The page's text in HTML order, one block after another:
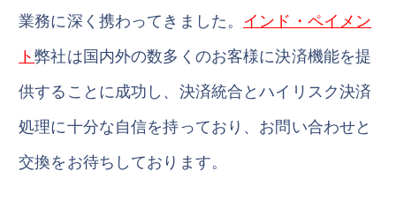
業務に深く携わってきました。 インド・ペイメン
ト弊社は国内外の数多くのお客様に決済機能を提
供することに成功し、決済統合とハイリスク決済
処理に十分な自信を持っており、お問い合わせと
交換をお待ちしております。